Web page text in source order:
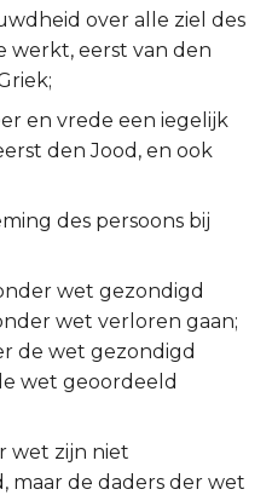
over alle ziel des
werkt, eerst van den
en vrede een iegelijk
den Jood, en ook
des persoons bij
wet gezondigd
wet verloren gaan;
de wet gezondigd
wet geoordeeld
wet zijn niet
maar de daders der wet